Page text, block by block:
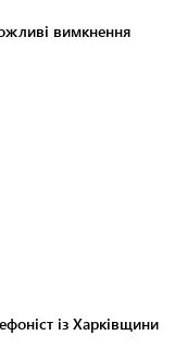
вимкнення
із Харківщини